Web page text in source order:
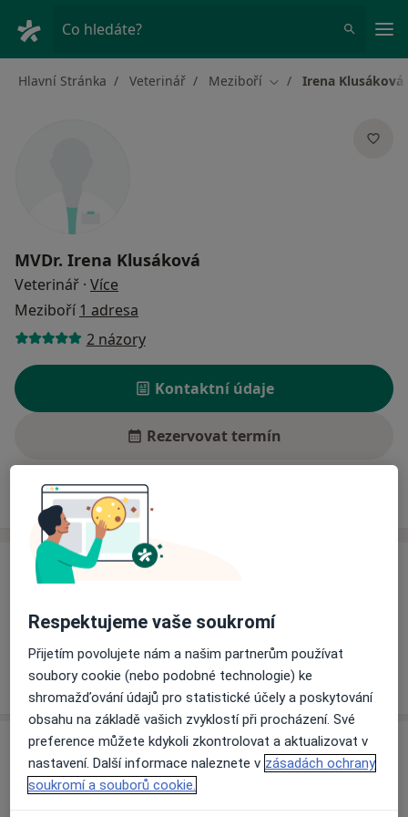
Co hledáte?
Hlavní Stránka Veterinář Meziboří Změna města
Irena Klusáková
MVDr. Irena Klusáková
Veterinář · Více
Meziboří 1 adresa
2 názory
Kontaktní údaje
Rezervovat termín
Ceník Adresy
Ceník
Tento specialista ještě nepřidával žádné informace o
svých službách.
Adresa
Veterinář
Respektujeme vaše soukromí
Přijetím povolujete nám a našim partnerům používat
soubory cookie (nebo podobné technologie) ke
shromažďování údajů pro statistické účely a poskytování
obsahu na základě vašich zvyklostí při procházení. Své
preference můžete kdykoli zkontrolovat a aktualizovat v
nastavení. Další informace naleznete v zásadách ochrany
soukromí a souborů cookie.